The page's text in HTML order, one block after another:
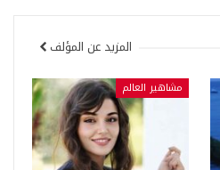
المزيد عن المؤلف
مشاهير العالم